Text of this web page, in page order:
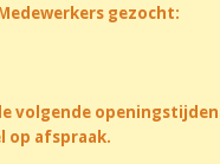
gezocht:
volgende
op afspraak.